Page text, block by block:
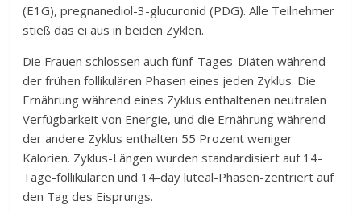
(E1G), pregnanediol-3-glucuronid (PDG). Alle Teilnehmer
stieß das ei aus in beiden Zyklen.
Die Frauen schlossen auch fünf-Tages-Diäten während
der frühen follikulären Phasen eines jeden Zyklus. Die
Ernährung während eines Zyklus enthaltenen neutralen
Verfügbarkeit von Energie, und die Ernährung während
der andere Zyklus enthalten 55 Prozent weniger
Kalorien. Zyklus-Längen wurden standardisiert auf 14-
Tage-follikulären und 14-day luteal-Phasen-zentriert auf
den Tag des Eisprungs.